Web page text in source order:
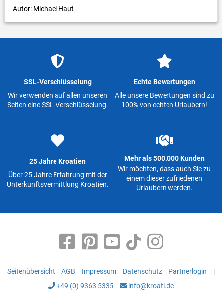
Autor: Michael Haut
SSL-Verschlüsselung
Wir verwenden auf allen unseren
Seiten eine SSL-Verschlüsselung.
Echte Bewertungen
Alle unsere Bewertungen sind zu
100% von echten Urlaubern!
25 Jahre Kroatien
Über 25 Jahre Erfahrung mit der
Unterkunftsvermittlung Kroatien.
Mehr als 500.000 Kunden
Wir möchten, dass auch Sie zu
einem dieser zufriedenen
Urlaubern werden.
Seitenübersicht AGB Impressum Datenschutz Partnerlogin
|
+49 (0) 9363 5335
info@kroati.de